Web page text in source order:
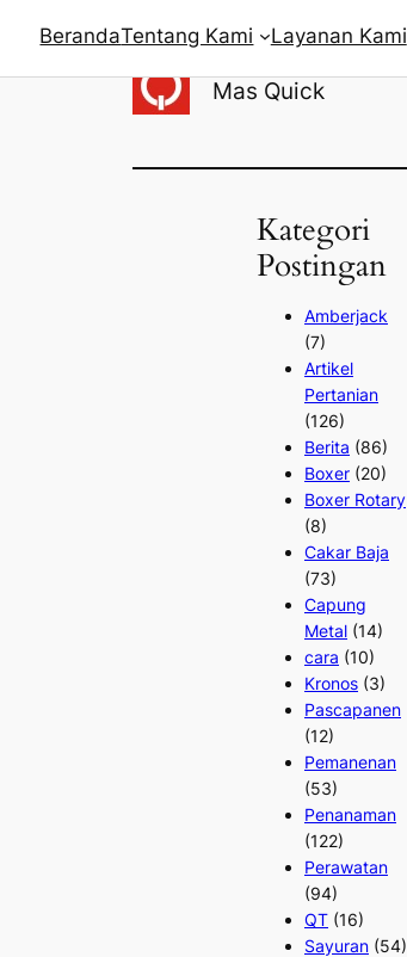
BerandaTentang Kami Layanan Kami
Mas Quick
Kategori
Postingan
Amberjack
(7)
Artikel
Pertanian
(126)
Berita (86)
Boxer (20)
Boxer Rotary
(8)
Cakar Baja
(73)
Capung
Metal (14)
cara (10)
Kronos (3)
Pascapanen
(12)
Pemanenan
(53)
Penanaman
(122)
Perawatan
(94)
QT (16)
Sayuran (54)